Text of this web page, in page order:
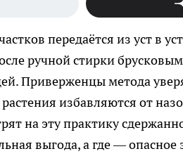
передаётся из уст в
ручной стирки
Приверженцы метода
избавляются от
на эту практику
выгода, а где —